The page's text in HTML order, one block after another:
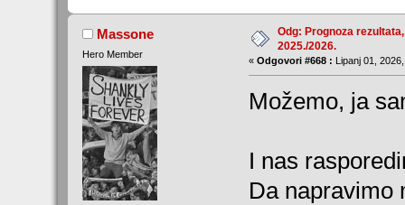
Massone
Hero Member
Odg: Prognoza
2025./2026.
« Odgovori #668 : Lipanj 01,
Možemo, ja
I nas
Da napravimo